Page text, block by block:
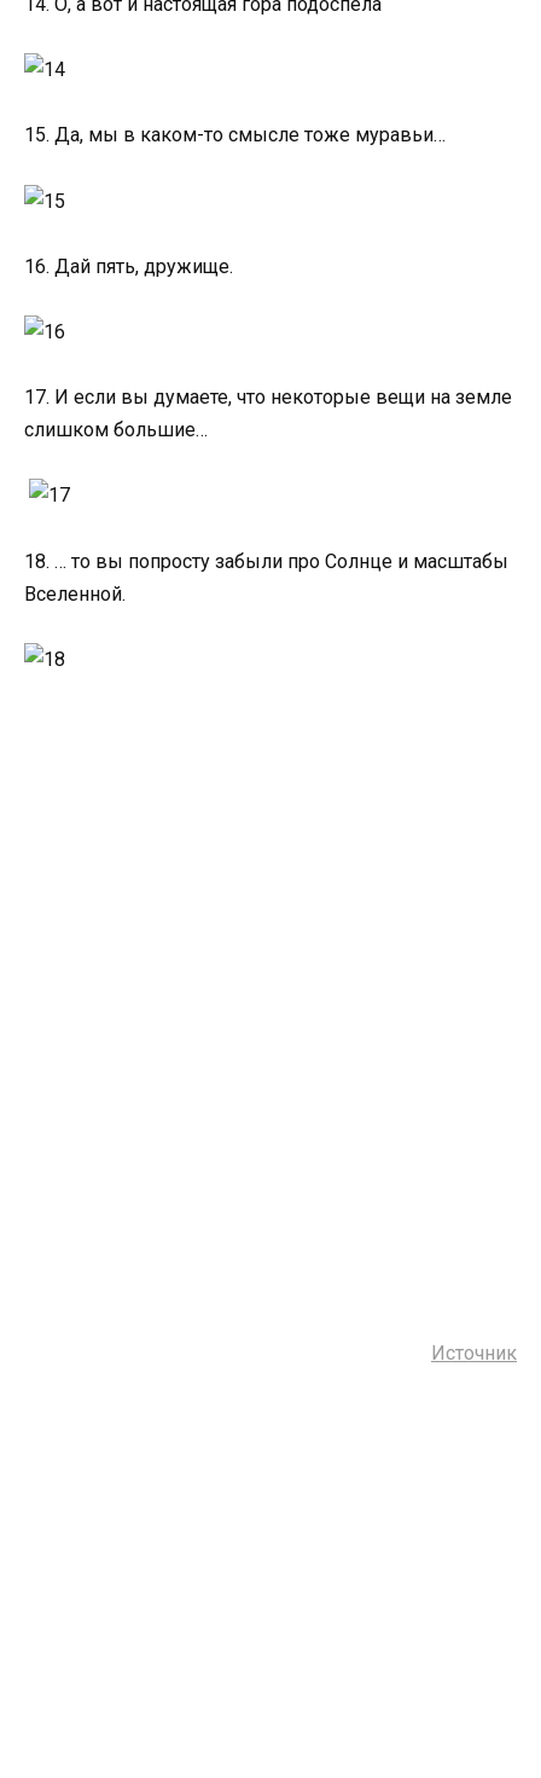
15. Да, мы в каком-то смысле тоже муравьи…
16. Дай пять, дружище.
17. И если вы думаете, что некоторые вещи на земле
слишком большие…
18. … то вы попросту забыли про Солнце и масштабы
Вселенной.
Источник